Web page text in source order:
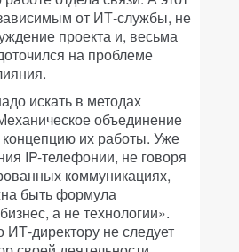
от ИТ-службы, не
проекта и, весьма
на проблеме
искать в методах
объединение
их работы. Уже
IP-телефонии, не говоря
коммуникациях,
быть формула
а не технологии».
ИТ-директору не следует